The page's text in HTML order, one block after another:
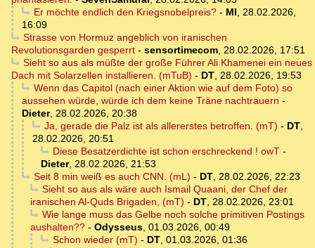
Er möchte endlich den Kriegsnobelpreis?- MI, 28.02.2026,
16:09
Strasse von Hormuz angeblich von iranischen
Revolutionsgarden gesperrt - sensortimecom, 28.02.2026, 17:51
Sieht so aus als müßte der große Führer Ali Khamenei ein neues
Dach mit Solarzellen installieren. (mTuB) - DT, 28.02.2026, 19:53
Wenn das Capitol (nach einer Aktion wie auf dem Foto) so
aussehen würde, würde ich dem keine Träne nachtrauern -
Dieter, 28.02.2026, 20:38
Ja, gerade die Palz ist als allererstes betroffen. (mT) - DT,
28.02.2026, 20:51
Diese Besatzerdichte ist schon erschreckend ! owT-
Dieter, 28.02.2026, 21:53
Seit 8 min weiß es auch CNN. (mL) - DT, 28.02.2026, 22:23
Sieht so aus als wäre auch Ismail Quaani, der Chef der
iranischen Al-Quds Brigaden, (mT) - DT, 28.02.2026, 23:01
Wie lange muss das Gelbe noch solche primitiven Postings
aushalten?? - Odysseus, 01.03.2026, 00:49
Schon wieder (mT) - DT, 01.03.2026, 01:36